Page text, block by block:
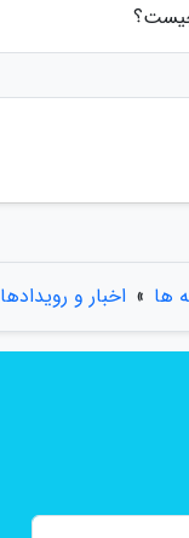
چیست؟
ها » اخبار و رویدادها